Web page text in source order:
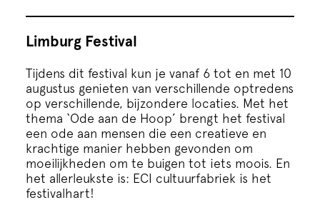
Limburg Festival
Tijdens dit festival kun je vanaf 6 tot en met 10
augustus genieten van verschillende optredens
op verschillende, bijzondere locaties. Met het
thema ‘Ode aan de Hoop’ brengt het festival
een ode aan mensen die een creatieve en
krachtige manier hebben gevonden om
moeilijkheden om te buigen tot iets moois. En
het allerleukste is: ECI cultuurfabriek is het
festivalhart!